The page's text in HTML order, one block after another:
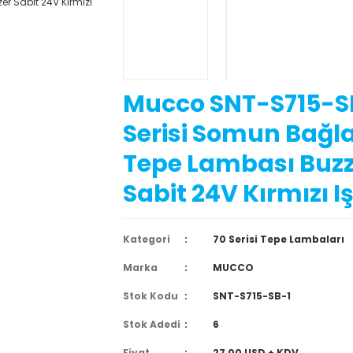
Mucco SNT-S715-
Serisi Somun
Tepe Lambası
Sabit 24V Kırmızı
Kategori 70 Serisi Tepe Lambaları
Marka MUCCO
Stok Kodu SNT-S715-SB-1
Stok Adedi 6